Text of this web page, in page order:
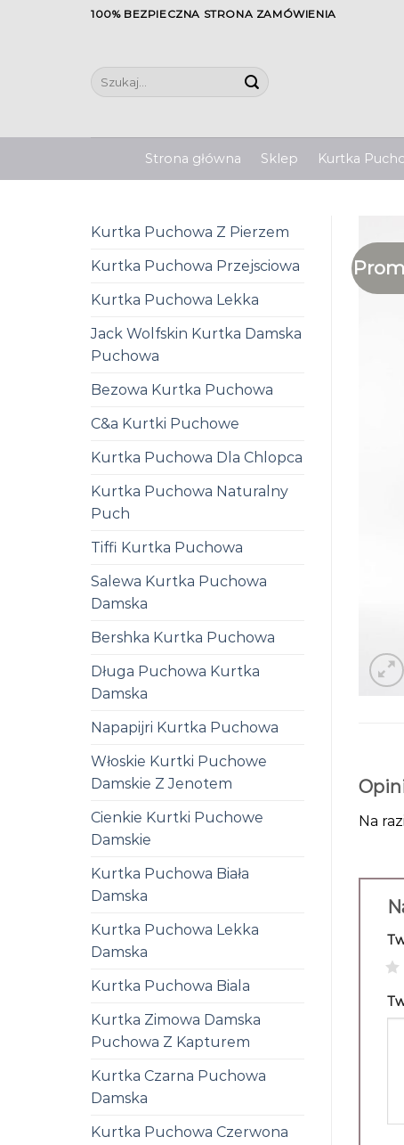
100% BEZPIECZNA STRONA ZAMÓWIENIA
Szukaj:
Strona główna Sklep Kurtka
Kurtka Puchowa Z Pierzem
Kurtka Puchowa Przejsciowa
Kurtka Puchowa Lekka
Jack Wolfskin Kurtka Damska
Puchowa
Bezowa Kurtka Puchowa
C&a Kurtki Puchowe
Kurtka Puchowa Dla Chlopca
Kurtka Puchowa Naturalny
Puch
Tiffi Kurtka Puchowa
Salewa Kurtka Puchowa
Damska
Bershka Kurtka Puchowa
Długa Puchowa Kurtka
Damska
Napapijri Kurtka Puchowa
Włoskie Kurtki Puchowe
Damskie Z Jenotem
Cienkie Kurtki Puchowe
Damskie
Kurtka Puchowa Biała
Damska
Kurtka Puchowa Lekka
Damska
Kurtka Puchowa Biala
Kurtka Zimowa Damska
Puchowa Z Kapturem
Kurtka Czarna Puchowa
Damska
Kurtka Puchowa Czerwona
Na